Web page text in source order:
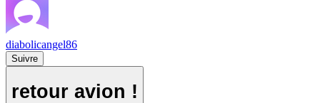
diabolicangel86
Suivre
retour avion !